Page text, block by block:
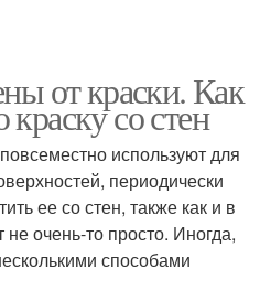
от краски. Как
со стен
используют для
периодически
ее со стен, также как и в
очень-то просто. Иногда,
способами